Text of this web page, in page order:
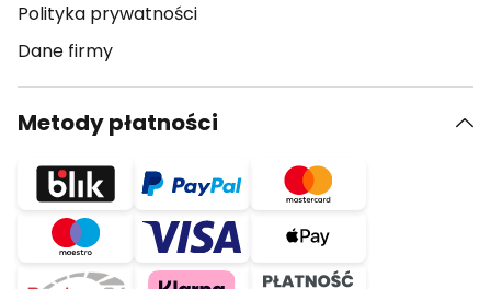
Polityka prywatności
Dane firmy
Metody płatności